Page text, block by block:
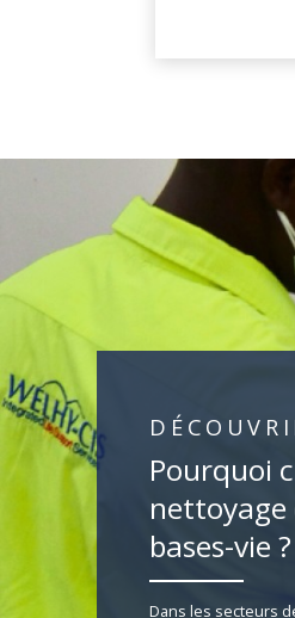
Pourquoi
nettoyage
bases-vie ?
Dans les secteurs